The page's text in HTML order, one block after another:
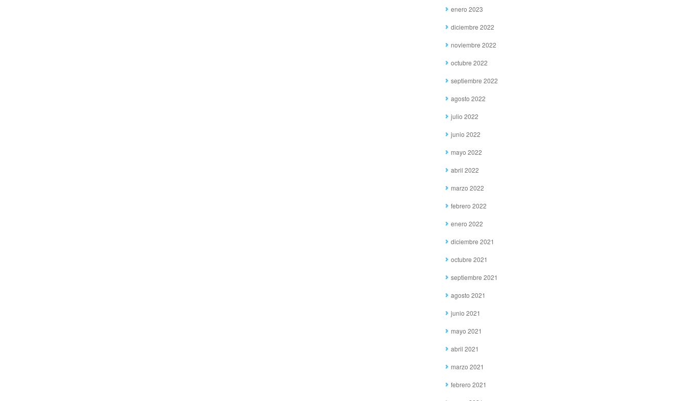
enero 2023
diciembre 2022
noviembre 2022
octubre 2022
septiembre 2022
agosto 2022
julio 2022
junio 2022
mayo 2022
abril 2022
marzo 2022
febrero 2022
enero 2022
diciembre 2021
octubre 2021
septiembre 2021
agosto 2021
junio 2021
mayo 2021
abril 2021
marzo 2021
febrero 2021